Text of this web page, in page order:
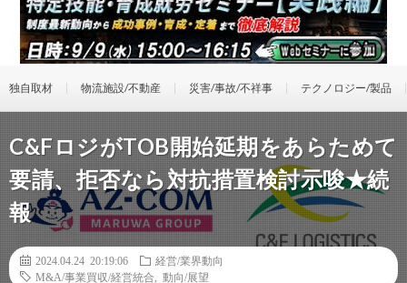
独自取材 物流施設/不動産 災害/事故/不祥事 テクノロジー/製品
C&FロジがTOB開始延期をあらためて
要請、拒否なら対抗措置検討示唆★続
報
2024.04.24 20:19:06
経営/業界動向
M&A/事業買収/経営統合
動向/展望